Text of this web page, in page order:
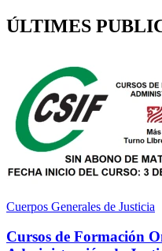
ÚLTIMES
Cuerpos Generales de Justicia
Cursos de Formación